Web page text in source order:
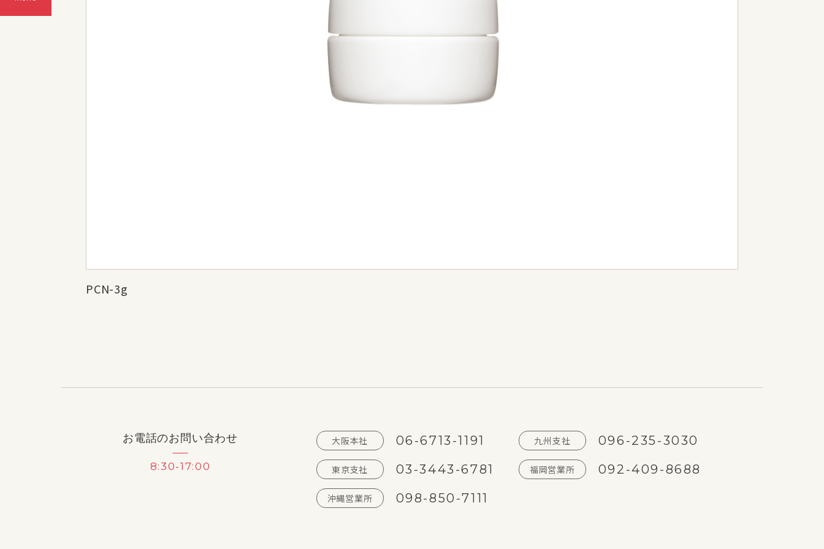
PCN-3g
お電話のお問い合わせ
8:30-17:00
大阪本社 06-6713-1191 九州支社 096-235-3030
東京支社 03-3443-6781 福岡営業所 092-409-8688
沖縄営業所 098-850-7111